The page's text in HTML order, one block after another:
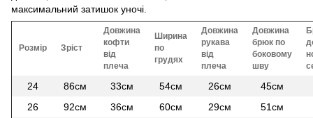
максимальний затишок уночі.
Розмір Зріст
Довжина
кофти
від
плеча
Ширина
по
грудях
Довжина
рукава
від
плеча
Довжина
брюк по
боковому
шву
24 86см 33см 54см 26см
45см
26
92см 36см 60см 29см 51см